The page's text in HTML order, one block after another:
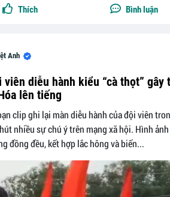
Thích Bình luận
Anh
viên diễu hành kiểu “cà thọt”
lên tiếng
clip ghi lại màn diễu hành của đội viên
nhiều sự chú ý trên mạng xã hội. Hình
đồng đều, kết hợp lắc hông và biến...